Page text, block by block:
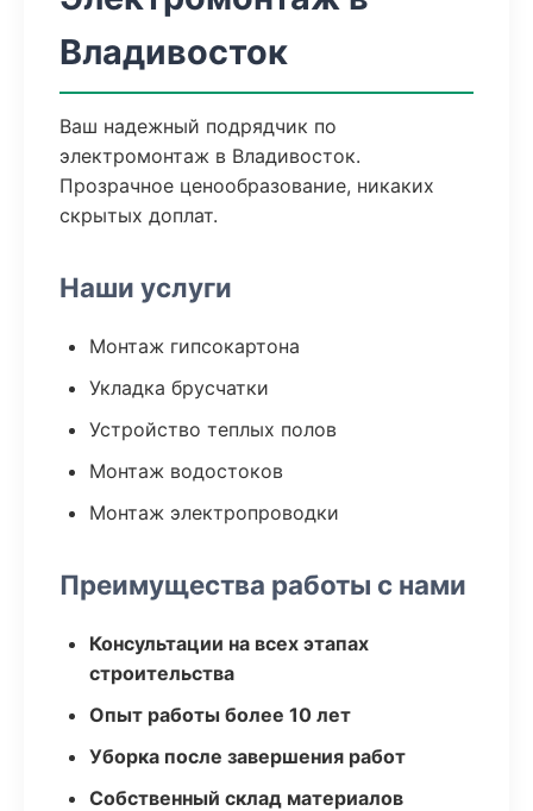
Владивосток
Ваш надежный подрядчик по
электромонтаж в Владивосток.
Прозрачное ценообразование, никаких
скрытых доплат.
Наши услуги
Монтаж гипсокартона
Укладка брусчатки
Устройство теплых полов
Монтаж водостоков
Монтаж электропроводки
Преимущества работы с нами
Консультации на всех этапах
строительства
Опыт работы более 10 лет
Уборка после завершения работ
Собственный склад материалов